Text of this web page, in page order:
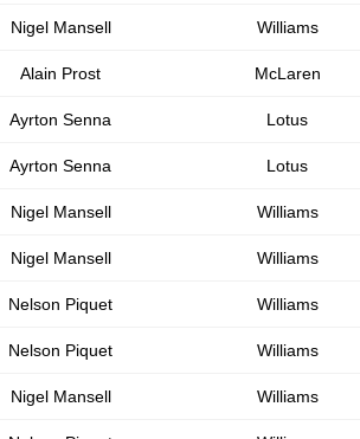
Nigel Mansell Williams
Alain Prost McLaren
Ayrton Senna Lotus
Ayrton Senna Lotus
Nigel Mansell Williams
Nigel Mansell Williams
Nelson Piquet Williams
Nelson Piquet Williams
Nigel Mansell Williams